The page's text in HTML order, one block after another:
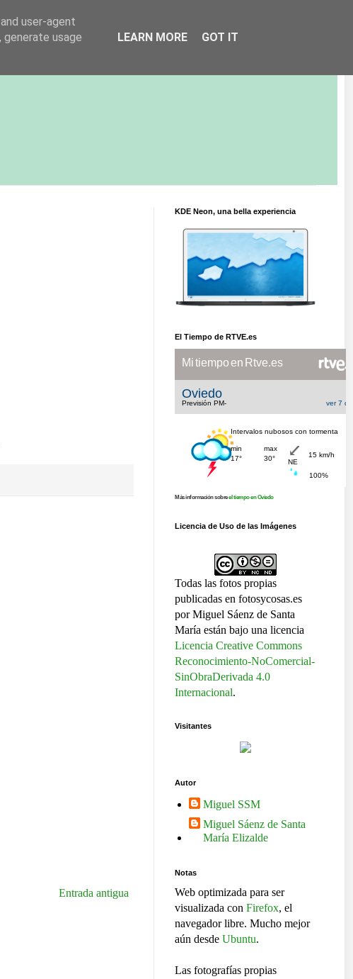
Entrada antigua
KDE Neon, una bella experiencia
El Tiempo de RTVE.es
Más información sobreel tiempo en Oviedo
Licencia de Uso de las Imágenes
Todas las fotos propias
publicadas en fotosycosas.es
por Miguel Sáenz de Santa
María están bajo una licencia
Licencia Creative Commons
Reconocimiento-NoComercial-
SinObraDerivada 4.0
Internacional.
Visitantes
Autor
Miguel SSM
Miguel Sáenz de Santa
María Elizalde
Notas
Web optimizada para ser
visualizada con Firefox, el
navegador libre. Mucho mejor
aún desde Ubuntu.
Las fotografías propias
user-agent
usage
LEARN MORE GOT IT